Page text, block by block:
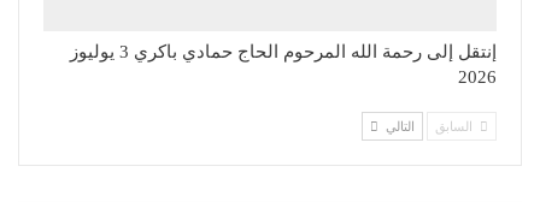
إنتقل إلى رحمة الله المرحوم الحاج حمادي باكري 3 يوليوز
2026
السابق التالي